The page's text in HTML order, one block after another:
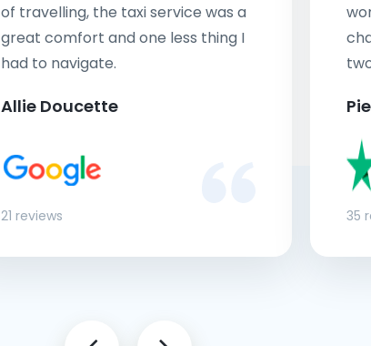
of travelling, the taxi service was a
great comfort and one less thing I
had to navigate.
Allie Doucette
21 reviews 35